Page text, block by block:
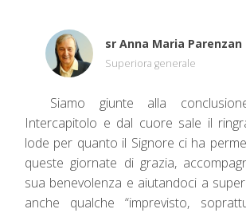
sr Anna Maria Parenzan
Superiora generale
Siamo giunte alla
Intercapitolo e dal cuore sale il
lode per quanto il Signore ci ha
queste giornate di grazia,
sua benevolenza e aiutandoci a
anche qualche “imprevisto,